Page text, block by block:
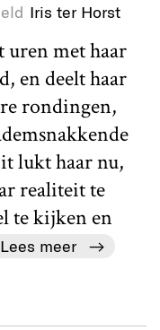
Iris ter Horst
uren met haar
en deelt haar
rondingen,
lukt haar nu,
realiteit te
te kijken en
Lees meer